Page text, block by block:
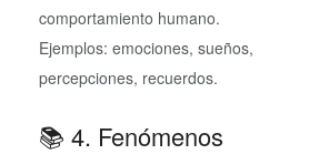
comportamiento humano.
Ejemplos: emociones, sueños,
percepciones, recuerdos.
📚 4. Fenómenos